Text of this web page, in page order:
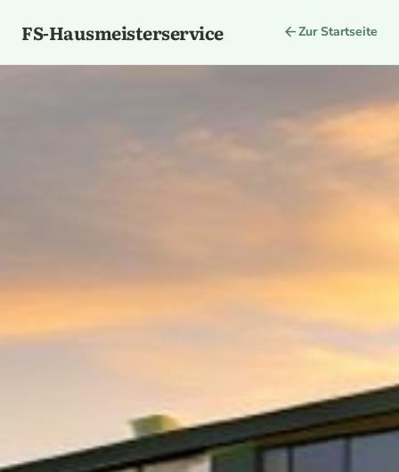
FS-Hausmeisterservice arrow_backZur Startseite